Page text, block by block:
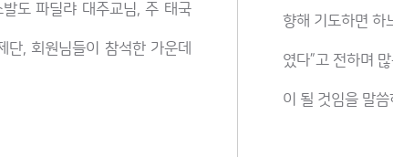
도 파딜랴 대주교님, 주 태국
, 회원님들이 참석한 가운데
향해 기도하면 하
였다”고 전하며
이 될 것임을 말